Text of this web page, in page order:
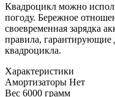
Квадроцикл можно
погоду. Бережное
своевременная зарядка
правила, гарантирующие
квадроцикла.
Характеристики
Амортизаторы Нет
Вес 6000 грамм